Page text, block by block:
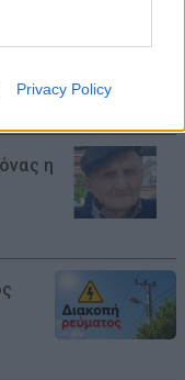
Privacy Policy
η